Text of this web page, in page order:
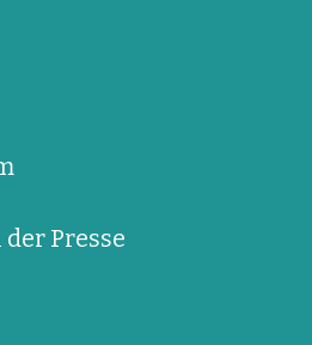
Presse